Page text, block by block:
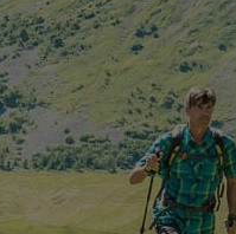
BEITRÄGE IN MEINER NÄHE